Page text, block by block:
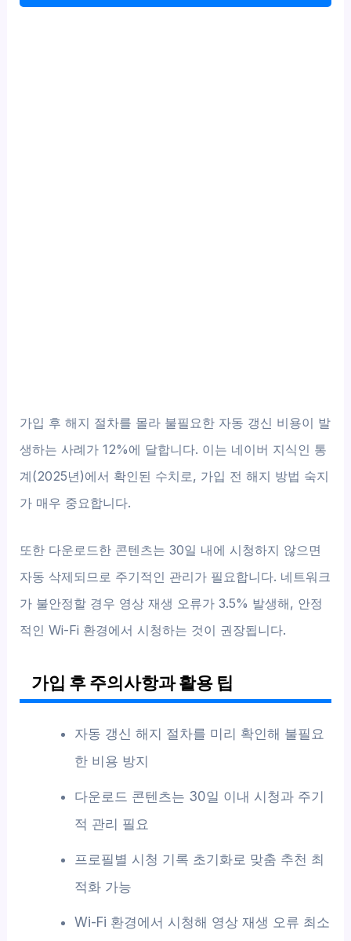
가입 후 해지 절차를 몰라 불필요한 자동 갱신 비용이 발
생하는 사례가 12%에 달합니다. 이는 네이버 지식인 통
계(2025년)에서 확인된 수치로, 가입 전 해지 방법 숙지
가 매우 중요합니다.
또한 다운로드한 콘텐츠는 30일 내에 시청하지 않으면
자동 삭제되므로 주기적인 관리가 필요합니다. 네트워크
가 불안정할 경우 영상 재생 오류가 3.5% 발생해, 안정
적인 Wi-Fi 환경에서 시청하는 것이 권장됩니다.
가입 후 주의사항과 활용 팁
자동 갱신 해지 절차를 미리 확인해 불필요
한 비용 방지
다운로드 콘텐츠는 30일 이내 시청과 주기
적 관리 필요
프로필별 시청 기록 초기화로 맞춤 추천 최
적화 가능
Wi-Fi 환경에서 시청해 영상 재생 오류 최소